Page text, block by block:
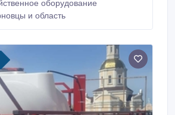
з високоякісної сталі. З
за номером 380503600011.
оборудование
и область